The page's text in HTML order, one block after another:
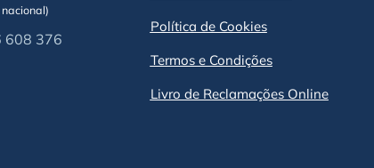
608 376
Política de Cookies
Termos e Condições
Livro de Reclamações Online